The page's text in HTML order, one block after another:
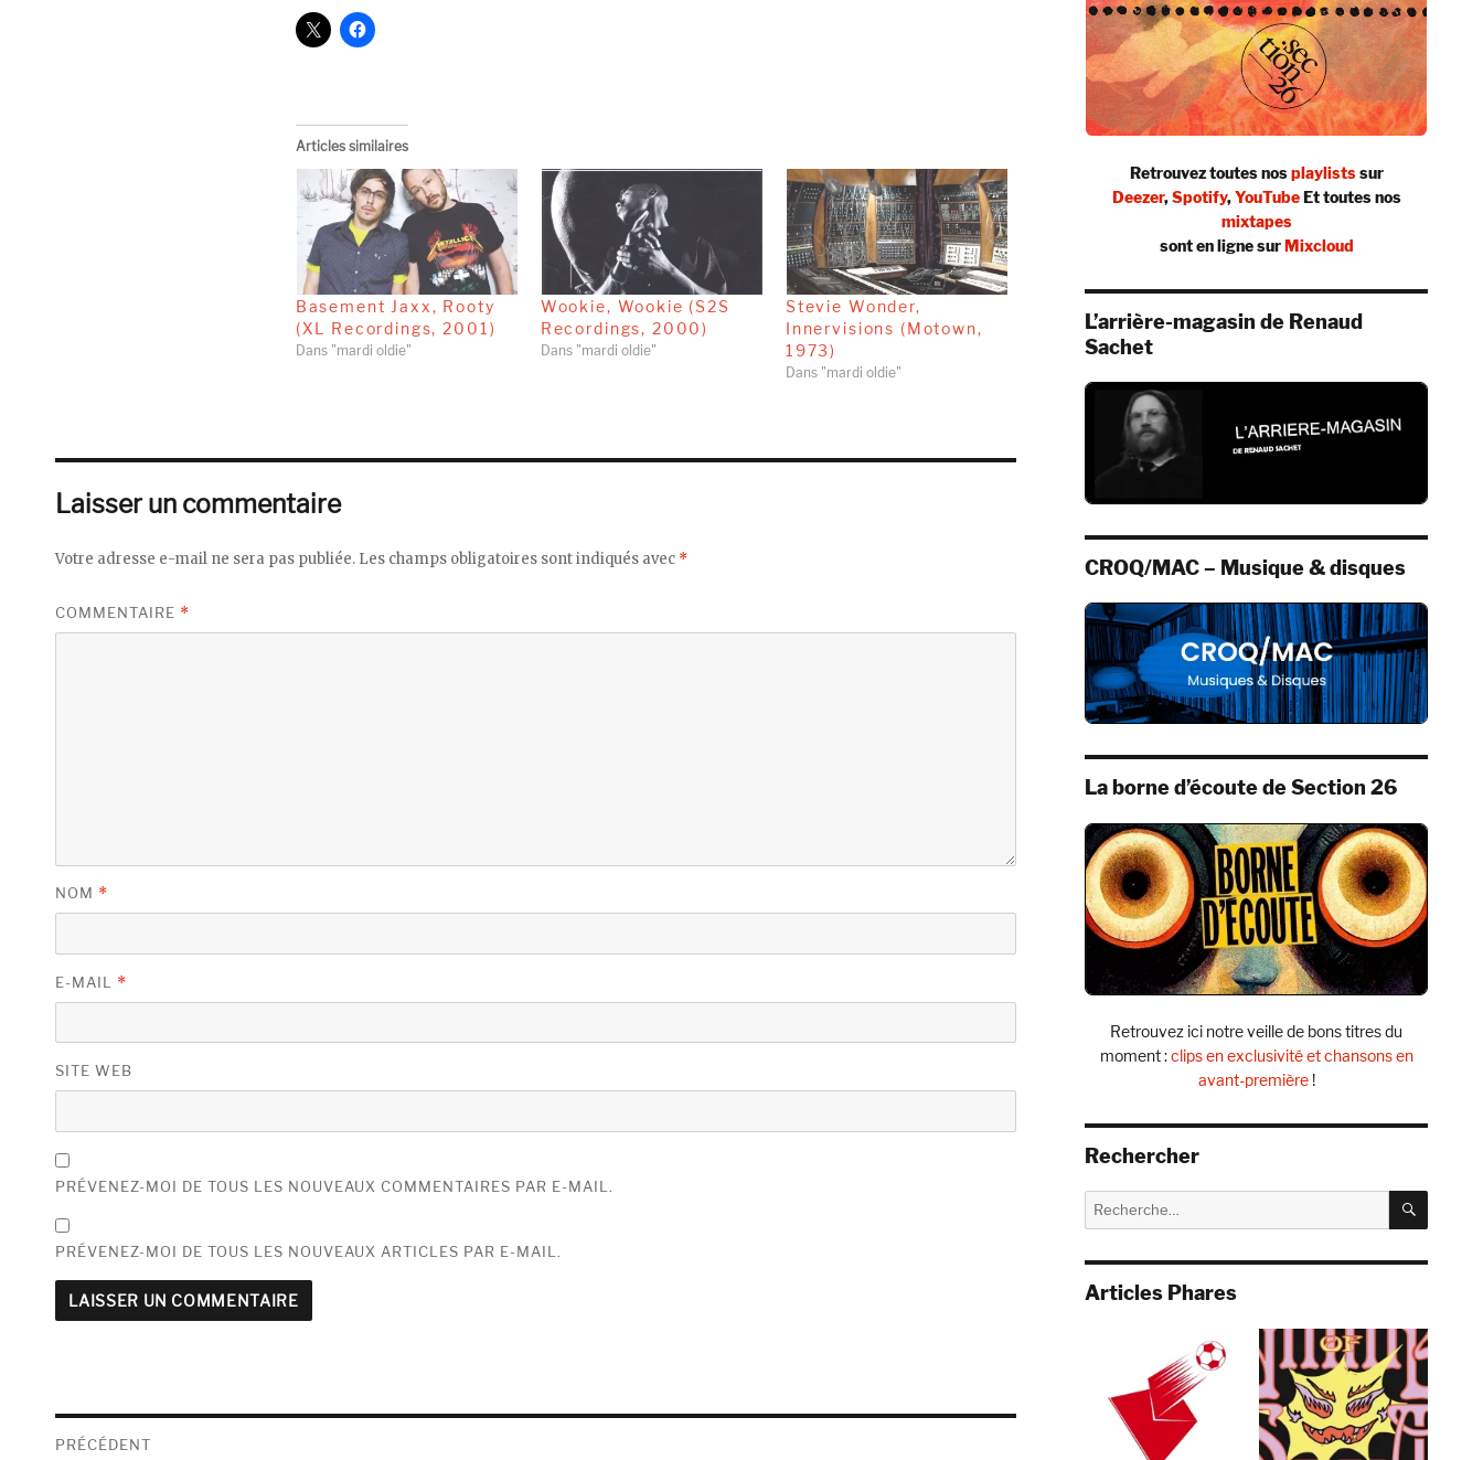
Articles similaires
Basement Jaxx, Rooty
(XL Recordings, 2001)
Dans "mardi oldie"
Wookie, Wookie (S2S
Recordings, 2000)
Dans "mardi oldie"
Stevie Wonder,
Innervisions (Motown,
1973)
Dans "mardi oldie"
Laisser un commentaire
Votre adresse e-mail ne sera pas publiée. Les champs obligatoires sont indiqués avec *
COMMENTAIRE *
NOM *
E-MAIL *
SITE WEB
PRÉVENEZ-MOI DE TOUS LES NOUVEAUX COMMENTAIRES PAR E-MAIL.
PRÉVENEZ-MOI DE TOUS LES NOUVEAUX ARTICLES PAR E-MAIL.
Navigation
PRÉCÉDENT
Retrouvez toutes nosplaylistssur
Deezer,Spotify,YouTubeEt toutes nos
mixtapes
sont en ligne surMixcloud
L’arrière-magasin de Renaud
Sachet
CROQ/MAC – Musique & disques
La borne d’écoute de Section 26
Retrouvez ici notre veille de bons titres du
moment :clips en exclusivité et chansons en
avant-première!
Rechercher
Recherche
pour :
Articles Phares